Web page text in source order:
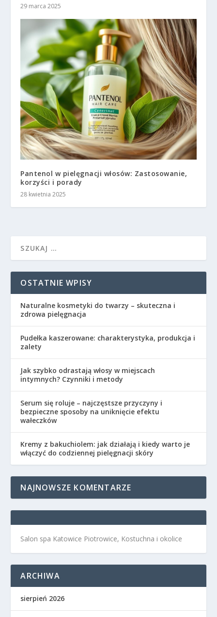
29 marca 2025
Pantenol w pielęgnacji włosów: Zastosowanie,
korzyści i porady
28 kwietnia 2025
OSTATNIE WPISY
Naturalne kosmetyki do twarzy – skuteczna i
zdrowa pielęgnacja
Pudełka kaszerowane: charakterystyka, produkcja i
zalety
Jak szybko odrastają włosy w miejscach
intymnych? Czynniki i metody
Serum się roluje – najczęstsze przyczyny i
bezpieczne sposoby na uniknięcie efektu
wałeczków
Kremy z bakuchiolem: jak działają i kiedy warto je
włączyć do codziennej pielęgnacji skóry
NAJNOWSZE KOMENTARZE
Salon spa Katowice Piotrowice, Kostuchna i okolice
ARCHIWA
sierpień 2026